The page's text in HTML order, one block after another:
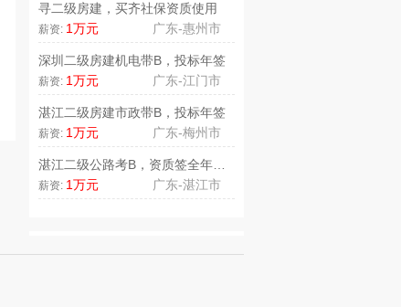
寻二级房建，买齐社保资质使用
薪资: 1万元 广东-惠州市
深圳二级房建机电带B，投标年签
薪资: 1万元 广东-江门市
湛江二级房建市政带B，投标年签
薪资: 1万元 广东-梅州市
薪资: 1万元 广东-湛江市